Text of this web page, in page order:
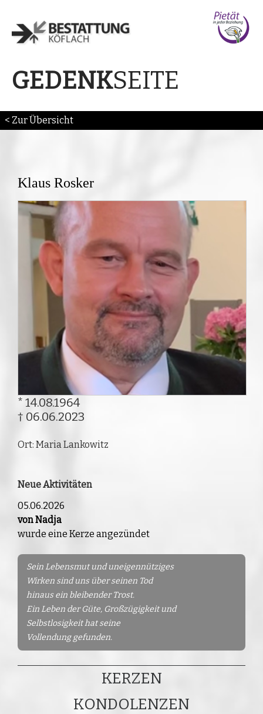
GEDENKSEITE
< Zur Übersicht
Klaus Rosker
* 14.08.1964
† 06.06.2023
Ort: Maria Lankowitz
Neue Aktivitäten
05.06.2026
von Nadja
wurde eine Kerze angezündet
Sein Lebensmut und uneigennütziges
Wirken sind uns über seinen Tod
hinaus ein bleibender Trost.
Ein Leben der Güte, Großzügigkeit und
Selbstlosigkeit hat seine
Vollendung gefunden.
KERZEN
KONDOLENZEN